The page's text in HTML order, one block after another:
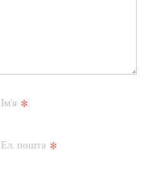
Ім'я *
Ел. пошта *